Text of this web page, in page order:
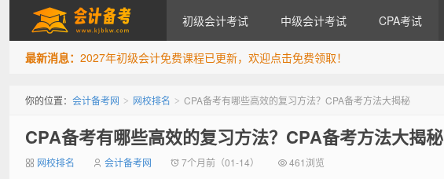
初级会计考试 中级会计考试 CPA考试
最新消息： 2027年初级会计免费课程已更新，欢迎点击免费领取！
你的位置： 会计备考网 > 网校排名 > CPA备考有哪些高效的复习方法？CPA备考方法大揭秘
CPA备考有哪些高效的复习方法？CPA备考方法大揭秘
网校排名 会计备考网 7个月前（01-14） 461浏览